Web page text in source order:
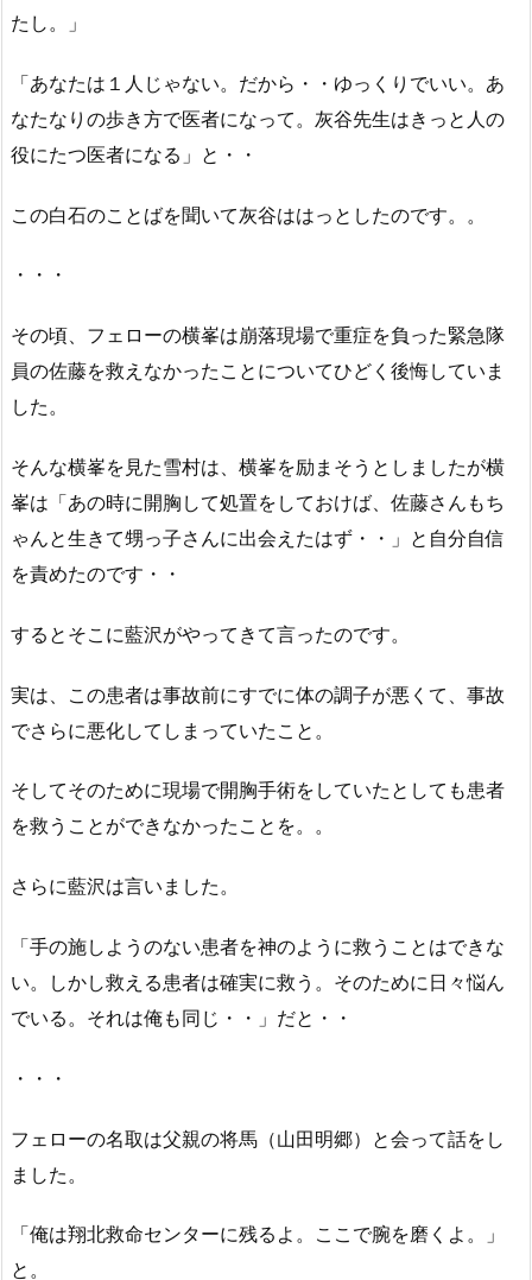
たし。」
「あなたは１人じゃない。だから・・ゆっくりでいい。あ
なたなりの歩き方で医者になって。灰谷先生はきっと人の
役にたつ医者になる」と・・
この白石のことばを聞いて灰谷ははっとしたのです。。
・・・
その頃、フェローの横峯は崩落現場で重症を負った緊急隊
員の佐藤を救えなかったことについてひどく後悔していま
した。
そんな横峯を見た雪村は、横峯を励まそうとしましたが横
峯は「あの時に開胸して処置をしておけば、佐藤さんもち
ゃんと生きて甥っ子さんに出会えたはず・・」と自分自信
を責めたのです・・
するとそこに藍沢がやってきて言ったのです。
実は、この患者は事故前にすでに体の調子が悪くて、事故
でさらに悪化してしまっていたこと。
そしてそのために現場で開胸手術をしていたとしても患者
を救うことができなかったことを。。
さらに藍沢は言いました。
「手の施しようのない患者を神のように救うことはできな
い。しかし救える患者は確実に救う。そのために日々悩ん
でいる。それは俺も同じ・・」だと・・
・・・
フェローの名取は父親の将馬（山田明郷）と会って話をし
ました。
「俺は翔北救命センターに残るよ。ここで腕を磨くよ。」
と。